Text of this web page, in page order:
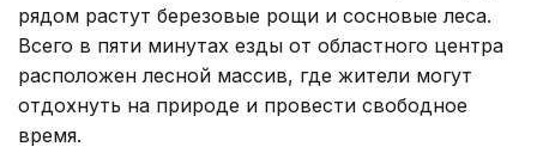
рядом растут березовые рощи и сосновые леса.
Всего в пяти минутах езды от областного центра
расположен лесной массив, где жители могут
отдохнуть на природе и провести свободное
время.